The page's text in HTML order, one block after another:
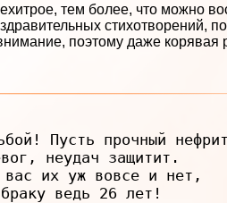
тем более, что можно
стихотворений,
поэтому даже корявая
Пусть прочный нефрит
неудач защитит.
их уж вовсе и нет,
ведь 26 лет!